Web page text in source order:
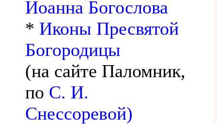
Иоанна Богослова
* Иконы Пресвятой
Богородицы
(на сайте Паломник,
по С. И.
Снессоревой)